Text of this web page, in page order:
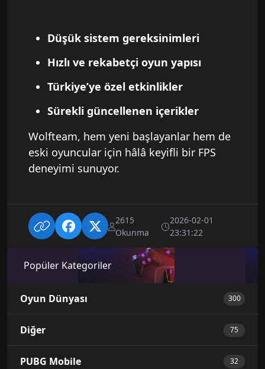
Düşük sistem gereksinimleri
Hızlı ve rekabetçi oyun yapısı
Türkiye’ye özel etkinlikler
Sürekli güncellenen içerikler
Wolfteam, hem yeni başlayanlar hem de
eski oyuncular için hâlâ keyifli bir FPS
deneyimi sunuyor.
2615
Okunma
2026-02-01
23:31:22
Popüler Kategoriler
Oyun Dünyası 300
Diğer 75
PUBG Mobile 32